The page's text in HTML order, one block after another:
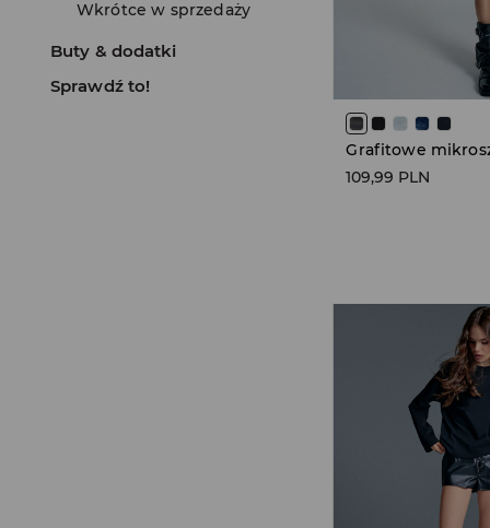
Wkrótce w sprzedaży
Buty & dodatki
Sprawdź to!
109,99 PLN